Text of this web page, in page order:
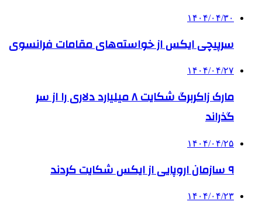
۱۴۰۴/۰۴/۳۰
سرپیچی ایکس از خواسته‌های مقامات فرانسوی
۱۴۰۴/۰۴/۲۷
مارک زاکربرگ شکایت ۸ میلیارد دلاری را از سر
گذراند
۱۴۰۴/۰۴/۲۵
۹ سازمان اروپایی از ایکس شکایت کردند
۱۴۰۴/۰۴/۲۳